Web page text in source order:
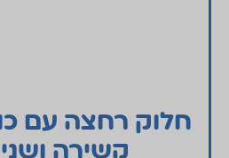
חלוק רחצה עם
קשירה